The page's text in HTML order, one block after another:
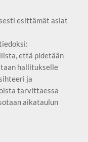
esittämät asiat
että pidetään
hallitukselle
ja
tarvittaessa
aikataulun